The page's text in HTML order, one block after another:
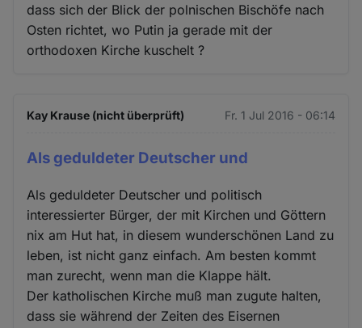
dass sich der Blick der polnischen Bischöfe nach
Osten richtet, wo Putin ja gerade mit der
orthodoxen Kirche kuschelt ?
Kay Krause (nicht überprüft) Fr. 1 Jul 2016 - 06:14
Als geduldeter Deutscher und
Als geduldeter Deutscher und politisch
interessierter Bürger, der mit Kirchen und Göttern
nix am Hut hat, in diesem wunderschönen Land zu
leben, ist nicht ganz einfach. Am besten kommt
man zurecht, wenn man die Klappe hält.
Der katholischen Kirche muß man zugute halten,
dass sie während der Zeiten des Eisernen